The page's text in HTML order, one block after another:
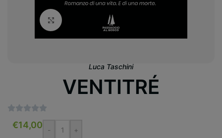
Clicca per ingrandire
Luca Taschini
VENTITRÉ
€14,00 - +